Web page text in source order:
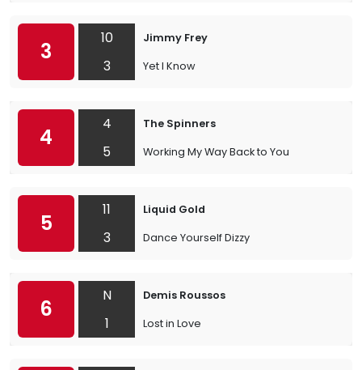
3
10
3
Jimmy Frey
Yet I Know
4
4
5
The Spinners
Working My Way Back to You
5
11
3
Liquid Gold
Dance Yourself Dizzy
6
N
1
Demis Roussos
Lost in Love